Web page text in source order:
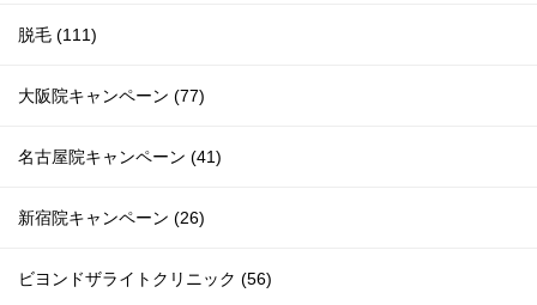
脱毛 (111)
大阪院キャンペーン (77)
名古屋院キャンペーン (41)
新宿院キャンペーン (26)
ビヨンドザライトクリニック (56)